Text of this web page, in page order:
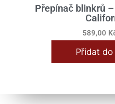
Přepínač blinkrů
589,00
Přidat